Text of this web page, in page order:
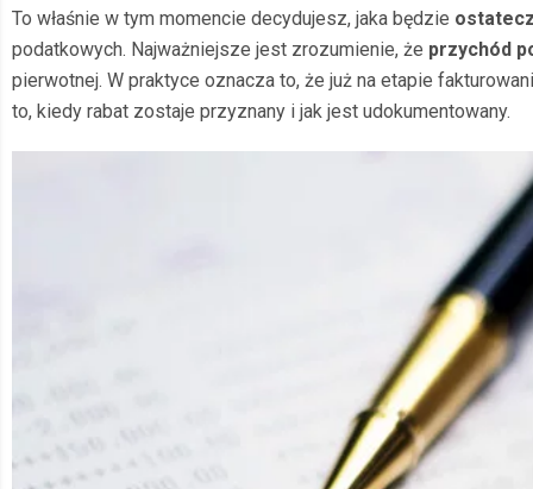
To właśnie w tym momencie decydujesz, jaka będzie
podatkowych. Najważniejsze jest zrozumienie, że przychód
pierwotnej. W praktyce oznacza to, że już na etapie
to, kiedy rabat zostaje przyznany i jak jest udokumentowany.